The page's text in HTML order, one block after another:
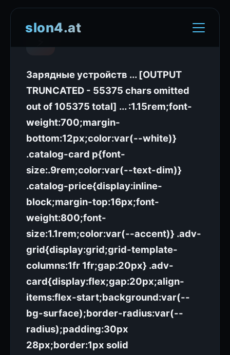
Зарядные устройств ... [OUTPUT
TRUNCATED - 55375 chars omitted
out of 105375 total] ... :1.15rem;font-
weight:700;margin-
bottom:12px;color:var(--white)}
.catalog-card p{font-
size:.9rem;color:var(--text-dim)}
.catalog-price{display:inline-
block;margin-top:16px;font-
weight:800;font-
size:1.1rem;color:var(--accent)} .adv-
grid{display:grid;grid-template-
columns:1fr 1fr;gap:20px} .adv-
card{display:flex;gap:20px;align-
items:flex-start;background:var(--
bg-surface);border-radius:var(--
radius);padding:30px
28px;border:1px solid
slon4.at